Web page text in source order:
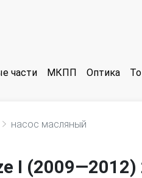
части МКПП Оптика
насос масляный
I (2009—2012)